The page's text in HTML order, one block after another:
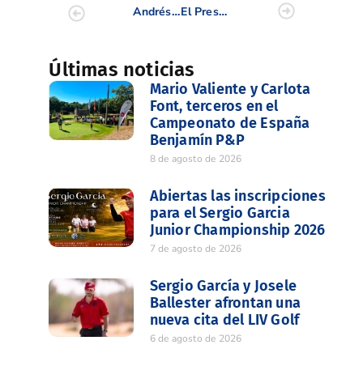
Andrés M. Torrubia Arenas visita el Club de Golf El Bosque tras su remodelación.
El Presidente la FGCV, Andrés Torrubia, os desea una Feliz Navidad
Últimas noticias
Mario Valiente y Carlota
Font, terceros en el
Campeonato de España
Benjamín P&P
8 de agosto de 2026
Abiertas las inscripciones
para el Sergio Garcia
Junior Championship 2026
7 de agosto de 2026
Sergio García y Josele
Ballester afrontan una
nueva cita del LIV Golf
6 de agosto de 2026